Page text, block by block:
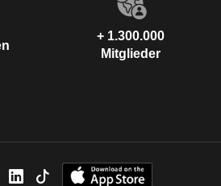
+ 1.300.000
Mitglieder